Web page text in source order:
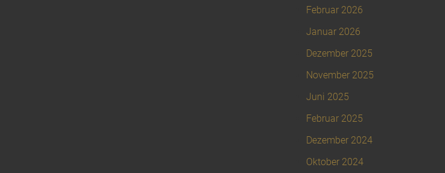
Februar 2026
Januar 2026
Dezember 2025
November 2025
Juni 2025
Februar 2025
Dezember 2024
Oktober 2024